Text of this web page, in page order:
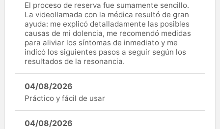
El proceso de reserva fue sumamente sencillo.
La videollamada con la médica resultó de gran
ayuda: me explicó detalladamente las posibles
causas de mi dolencia, me recomendó medidas
para aliviar los síntomas de inmediato y me
indicó los siguientes pasos a seguir según los
resultados de la resonancia.
04/08/2026
Práctico y fácil de usar
04/08/2026